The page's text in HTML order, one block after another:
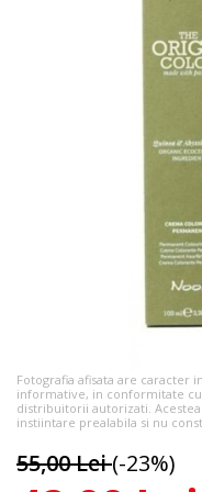
Fotografia afisata are caracter
informative, in conformitate
distribuitorii autorizati.
instiintare prealabila si nu
55,00 Lei (-23%)